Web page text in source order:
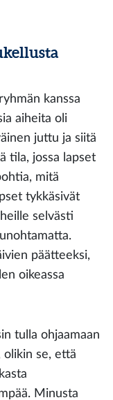
kanssa
aiheita oli
juttu ja siitä
tila, jossa lapset
mitä
tykkäsivät
selvästi
päätteeksi,
oikeassa
tulla ohjaamaan
olikin se, että
Minusta